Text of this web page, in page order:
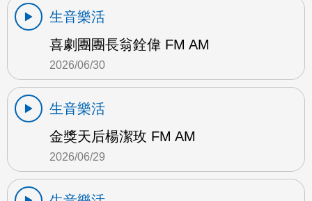
生音樂活
喜劇團團長翁銓偉 FM AM
2026/06/30
生音樂活
金獎天后楊潔玫 FM AM
2026/06/29